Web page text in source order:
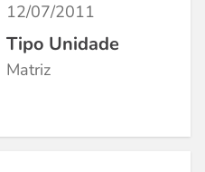
12/07/2011
Tipo Unidade
Matriz